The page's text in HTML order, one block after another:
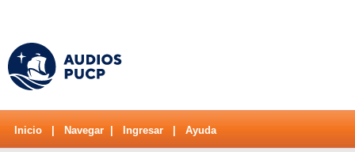
Inicio Navegar Ingresar Ayuda